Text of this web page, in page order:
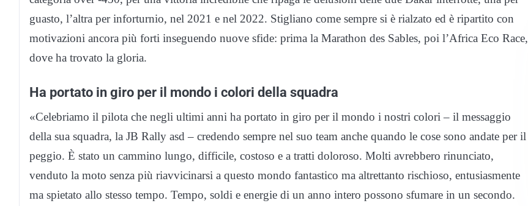
guasto, l’altra per inforturnio, nel 2021 e nel 2022. Stigliano come sempre si è rialzato ed è ripartito con
motivazioni ancora più forti inseguendo nuove sfide: prima la Marathon des Sables, poi l’Africa Eco Race,
dove ha trovato la gloria.
Ha portato in giro per il mondo i colori della squadra
«Celebriamo il pilota che negli ultimi anni ha portato in giro per il mondo i nostri colori – il messaggio
della sua squadra, la JB Rally asd – credendo sempre nel suo team anche quando le cose sono andate per il
peggio. È stato un cammino lungo, difficile, costoso e a tratti doloroso. Molti avrebbero rinunciato,
venduto la moto senza più riavvicinarsi a questo mondo fantastico ma altrettanto rischioso, entusiasmente
ma spietato allo stesso tempo. Tempo, soldi e energie di un anno intero possono sfumare in un secondo.